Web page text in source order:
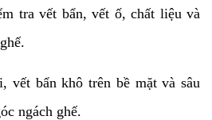
tra vết bẩn, vết ố, chất liệu và
vết bẩn khô trên bề mặt và sâu
ngách ghế.